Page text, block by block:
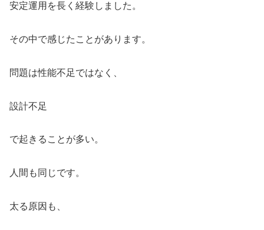
安定運用を長く経験しました。
その中で感じたことがあります。
問題は性能不足ではなく、
設計不足
で起きることが多い。
人間も同じです。
太る原因も、